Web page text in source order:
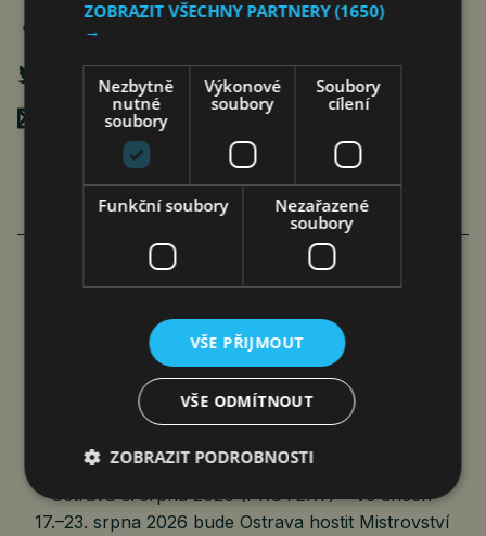
Poslat mailem
SPORTU SE PŘEDSTAVÍ V OSTRAVĚ
6. 8. 2026
Ostrava 6. srpna 2026 (PROTEXT) – Ve dnech
17.–23. srpna 2026 bude Ostrava hostit Mistrovství
ZOBRAZIT VŠECHNY PARTNERY(1650)
→
Nezbytně
nutné
soubory
Výkonové
soubory
Soubory
cílení
Funkční soubory
Nezařazené
soubory
VŠE PŘIJMOUT
VŠE ODMÍTNOUT
ZOBRAZIT PODROBNOSTI